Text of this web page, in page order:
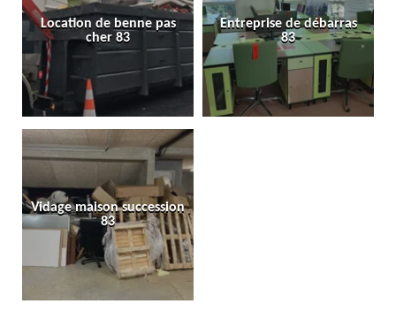
Location de benne pas
cher 83
Entreprise de débarras
83
Vidage maison succession
83